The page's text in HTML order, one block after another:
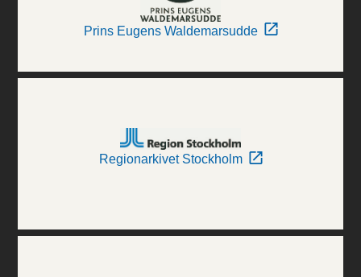
Prins Eugens Waldemarsudde
Regionarkivet Stockholm